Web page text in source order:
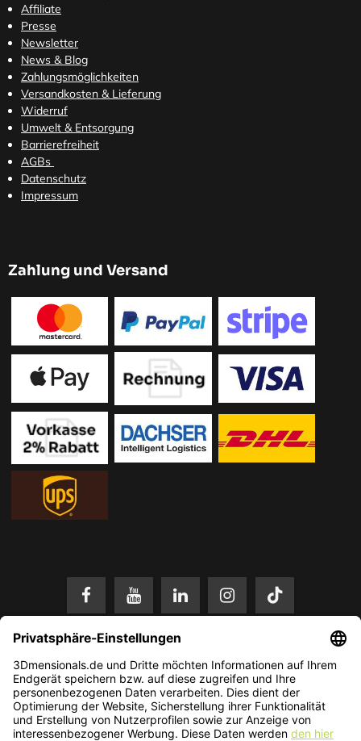
Affiliate
Presse
Newsletter
News & Blog
Zahlungsmöglichkeiten
Versandkosten & Lieferung
Widerruf
Umwelt & Entsorgung
Barrierefreiheit
AGBs
Datenschutz
Impressum
Zahlung und Versand
* Alle Preise in EUR inkl. gesetzl. Mehrwertsteuer zzgl. Versandkosten.
Änderungen und Irrtümer vorbehalten. Nur solange der Vorrat reicht.
© 2026 3Dmensionals / PONTIALIS GmbH & Co. KG - All Rights Reserved.​